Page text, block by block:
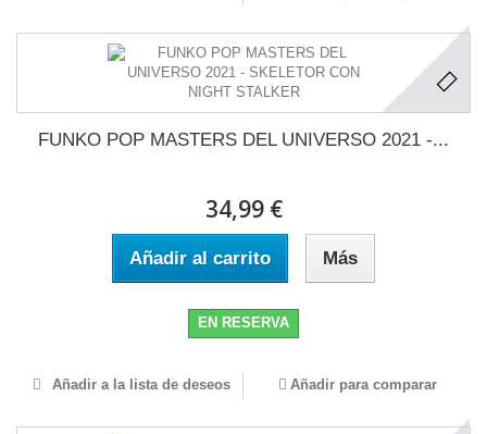
FUNKO POP MASTERS DEL UNIVERSO 2021 -...
34,99 €
Añadir al carrito Más
EN RESERVA
Añadir a la lista de deseos Añadir para comparar